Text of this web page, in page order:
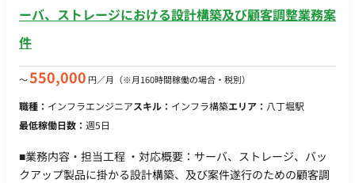
ベースシステムでの設計/開発/構築 ・データ移行作業 ・必要に
在いません。 依頼主と直接やり取りを行い、プロジェクトを進
めていただきます。 ■環境 社内サーバー（オンプレミス環境）
■働き方 ・月の稼働時間：週1日もしくは月32時間～ ・フルリ
モート稼働: 可能 ・フレックス稼働: 可能 ■本案件の魅力 企業の
重要なシステム移行を担うことで、業務の効率化と安定性を直
ーバ、ストレージにおける設計構築及び顧客調整業務案
件
〜550,000 円／月 （※月160時間稼働の場合・税別）
職種： インフラエンジニアスキル： インフラ構築エリア： 八丁堀駅
最低稼働日数： 週5日
■業務内容・担当工程 ・対応概要：サーバ、ストレージ、バッ
クアップ製品に掛かる設計構築、及び案件遂行のための顧客調